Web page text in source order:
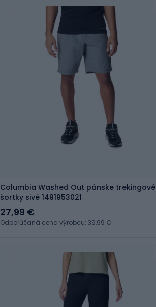
Columbia Washed Out pánske trekingové
šortky sivé 1491953021
27,99 €
Odporúčaná cena výrobcu: 39,99 €